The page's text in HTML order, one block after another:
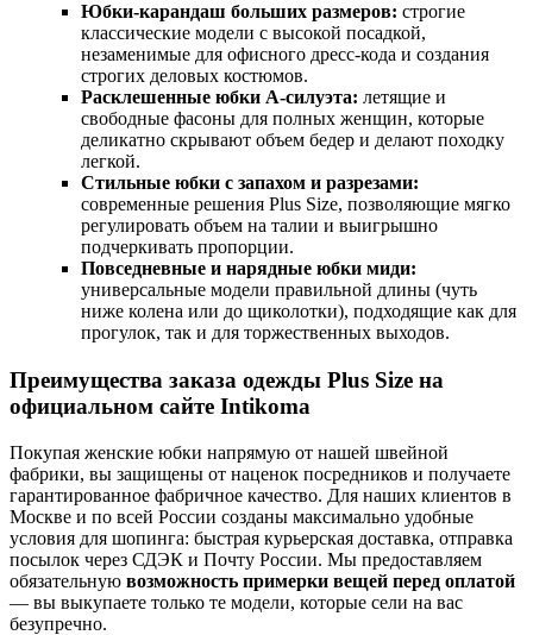
Юбки-карандаш больших размеров: строгие
классические модели с высокой посадкой,
незаменимые для офисного дресс-кода и создания
строгих деловых костюмов.
Расклешенные юбки А-силуэта: летящие и
свободные фасоны для полных женщин, которые
деликатно скрывают объем бедер и делают походку
легкой.
Стильные юбки с запахом и разрезами:
современные решения Plus Size, позволяющие мягко
регулировать объем на талии и выигрышно
подчеркивать пропорции.
Повседневные и нарядные юбки миди:
универсальные модели правильной длины (чуть
ниже колена или до щиколотки), подходящие как для
прогулок, так и для торжественных выходов.
Преимущества заказа одежды Plus Size на
официальном сайте Intikoma
Покупая женские юбки напрямую от нашей швейной
фабрики, вы защищены от наценок посредников и получаете
гарантированное фабричное качество. Для наших клиентов в
Москве и по всей России созданы максимально удобные
условия для шопинга: быстрая курьерская доставка, отправка
посылок через СДЭК и Почту России. Мы предоставляем
обязательную возможность примерки вещей перед оплатой
— вы выкупаете только те модели, которые сели на вас
безупречно.